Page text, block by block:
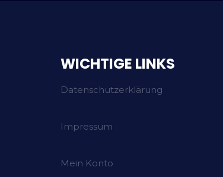
WICHTIGE LINKS
Datenschutzerklärung
Impressum
Mein Konto